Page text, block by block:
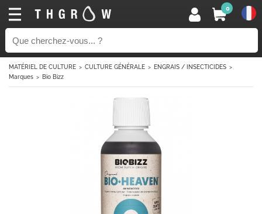
0
MATÉRIEL DE CULTURE CULTURE GÉNÉRALE
ENGRAIS / INSECTICIDES
Marques
Bio Bizz